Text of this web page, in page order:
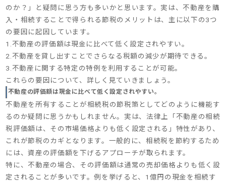
のか？」と疑問に思う方も多いかと思います。実は、不動産を購
入・相続することで得られる節税のメリットは、主に以下の3つ
の要因に起因しています。
1.不動産の評価額は現金に比べて低く設定されやすい。
2.不動産を貸し出すことでさらなる税額の減少が期待できる。
3.不動産に関する特定の特例を利用することが可能。
これらの要因について、詳しく見ていきましょう。
不動産の評価額は現金に比べて低く設定されやすい。
不動産を所有することが相続税の節税策としてどのように機能す
るのか疑問に思うかもしれません。実は、法律上「不動産の相続
税評価額は、その市場価格よりも低く設定される」特性があり、
これが節税のカギとなります。一般的に、相続税を節約するため
には、資産の評価額を下げるアプローチが取られます。
特に、不動産の場合、その評価額は通常の売却価格よりも低く設
定されることが多いです。例を挙げると、1億円の現金を相続す